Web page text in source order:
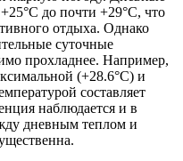
до почти +29°C, что
отдыха. Однако
суточные
прохладнее. Например,
(+28.6°C) и
составляет
наблюдается и в
дневным теплом и